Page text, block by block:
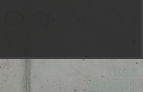
Login
Webansicht